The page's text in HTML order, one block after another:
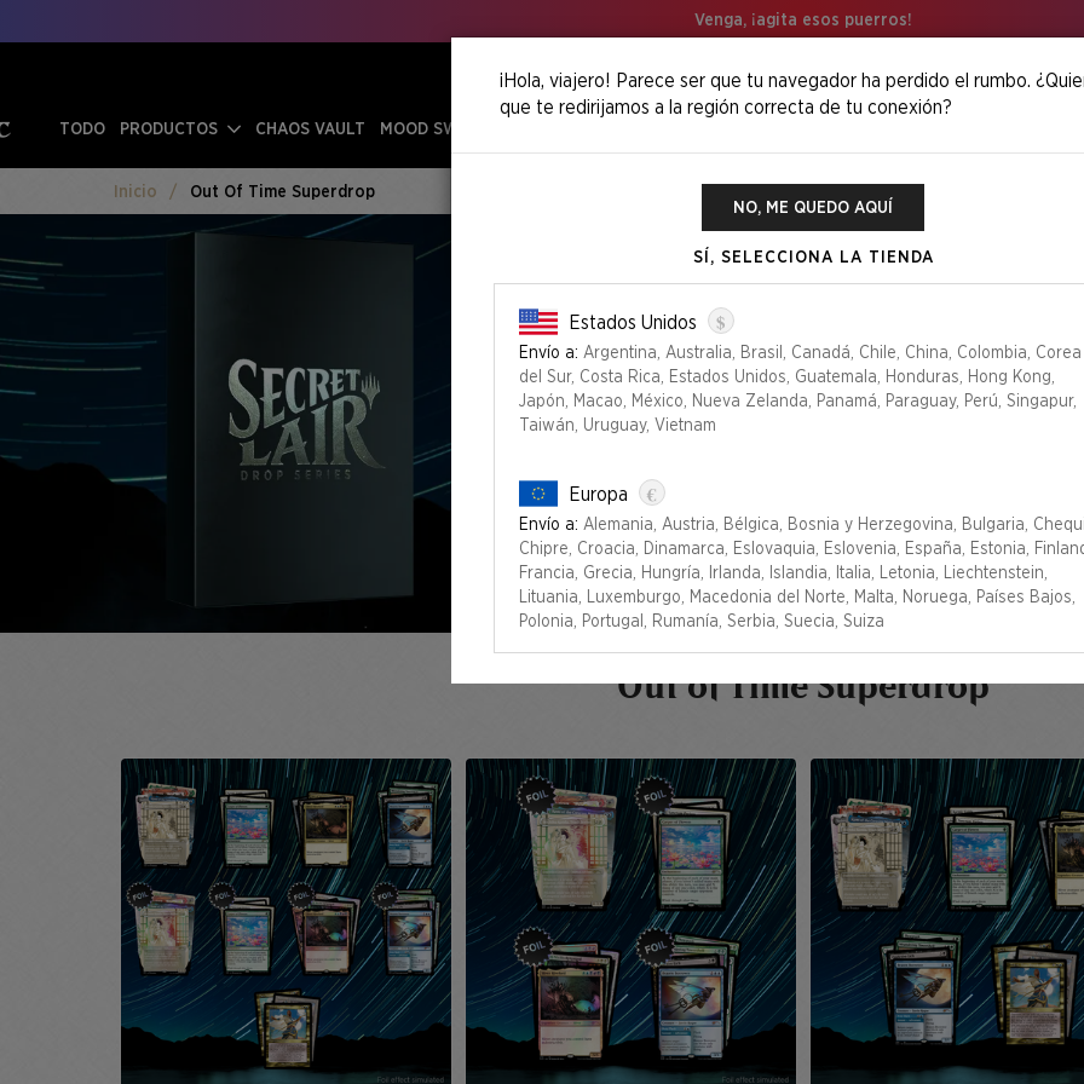
Venga, ¡agita esos puerros!
TODO PRODUCTOS CHAOS VAULT MOOD SWINGS
Inicio Out Of Time Superdrop
Out of Time Superdrop
¡Hola, viajero! Parece ser que tu navegador ha perdido el rumbo.
que te redirijamos a la región correcta de tu conexión?
NO, ME QUEDO AQUÍ
SÍ, SELECCIONA LA TIENDA
Estados Unidos $
Envío a: Argentina, Australia, Brasil, Canadá, Chile, China, Colombia, Corea
del Sur, Costa Rica, Estados Unidos, Guatemala, Honduras, Hong Kong,
Japón, Macao, México, Nueva Zelanda, Panamá, Paraguay, Perú, Singapur,
Taiwán, Uruguay, Vietnam
Europa €
Envío a: Alemania, Austria, Bélgica, Bosnia y Herzegovina, Bulgaria,
Chipre, Croacia, Dinamarca, Eslovaquia, Eslovenia, España, Estonia,
Francia, Grecia, Hungría, Irlanda, Islandia, Italia, Letonia, Liechtenstein,
Lituania, Luxemburgo, Macedonia del Norte, Malta, Noruega, Países Bajos,
Polonia, Portugal, Rumanía, Serbia, Suecia, Suiza